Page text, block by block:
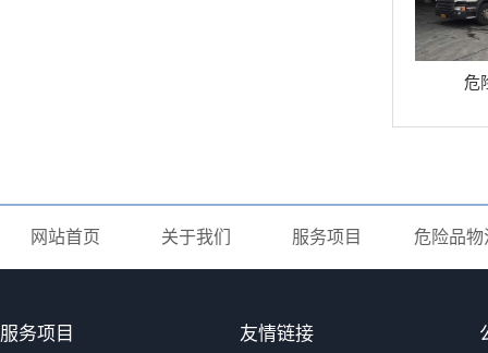
危
网站首页 关于我们 服务项目 危险品物
服务项目 友情链接